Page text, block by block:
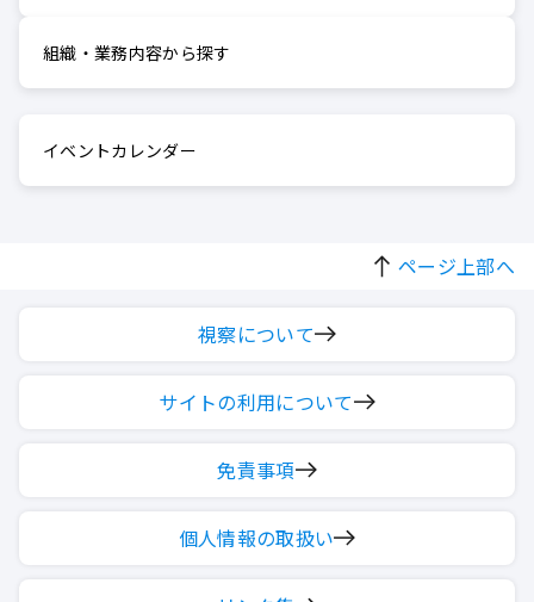
組織・業務内容から探す
イベントカレンダー
ページ上部へ
視察について
サイトの利用について
免責事項
個人情報の取扱い